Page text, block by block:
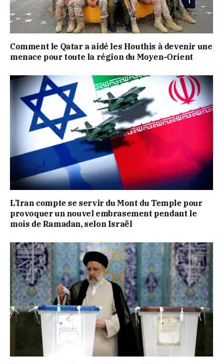
Comment le Qatar a aidé les Houthis à devenir une
menace pour toute la région du Moyen-Orient
L’Iran compte se servir du Mont du Temple pour
provoquer un nouvel embrasement pendant le
mois de Ramadan, selon Israël